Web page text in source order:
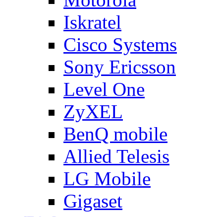
Iskratel
Cisco Systems
Sony Ericsson
Level One
ZyXEL
BenQ mobile
Allied Telesis
LG Mobile
Gigaset